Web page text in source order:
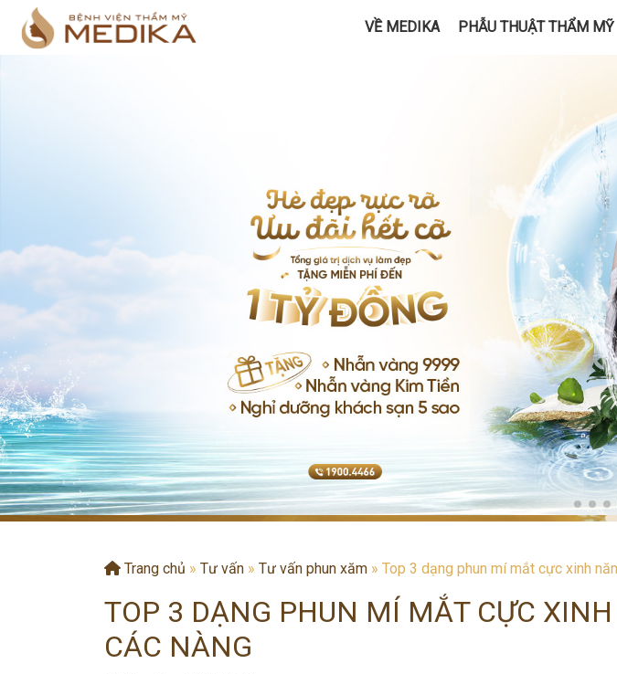
VỀ MEDIKA PHẪU THUẬT THẨM MỸ
Trang chủ » Tư vấn » Tư vấn phun xăm » Top 3 dạng phun mí mắt cực xinh
TOP 3 DẠNG PHUN MÍ MẮT CỰC
CÁC NÀNG